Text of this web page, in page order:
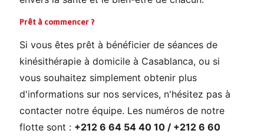
Prêt à commencer ?
Si vous êtes prêt à bénéficier de séances de
kinésithérapie à domicile à Casablanca, ou si
vous souhaitez simplement obtenir plus
d'informations sur nos services, n'hésitez pas à
contacter notre équipe. Les numéros de notre
flotte sont : +212 6 64 54 40 10 / +212 6 60